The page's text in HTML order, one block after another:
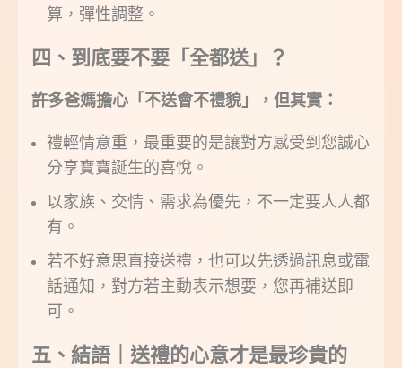
算，彈性調整。
四、到底要不要「全都送」？
許多爸媽擔心「不送會不禮貌」，但其實：
禮輕情意重，最重要的是讓對方感受到您誠心
分享寶寶誕生的喜悅。
以家族、交情、需求為優先，不一定要人人都
有。
若不好意思直接送禮，也可以先透過訊息或電
話通知，對方若主動表示想要，您再補送即
可。
五、結語｜送禮的心意才是最珍貴的